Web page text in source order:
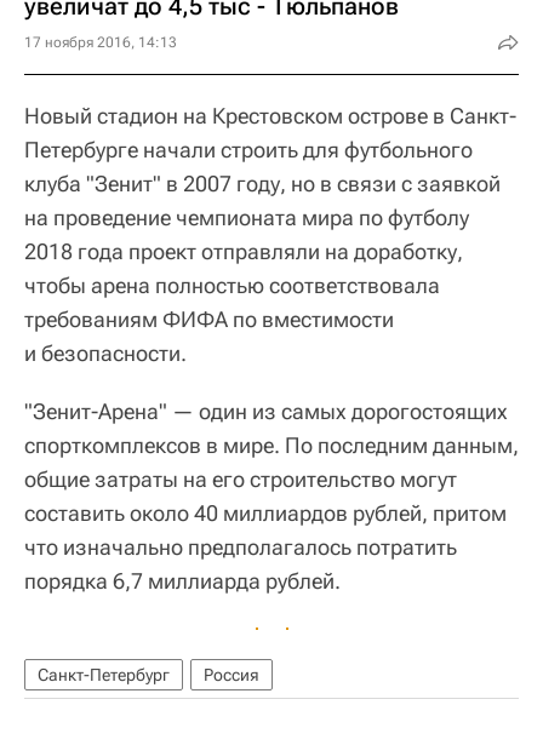
17 ноября 2016, 14:13
Новый стадион на Крестовском острове в Санкт-
Петербурге начали строить для футбольного
клуба "Зенит" в 2007 году, но в связи с заявкой
на проведение чемпионата мира по футболу
2018 года проект отправляли на доработку,
чтобы арена полностью соответствовала
требованиям ФИФА по вместимости
и безопасности.
"Зенит-Арена" — один из самых дорогостоящих
спорткомплексов в мире. По последним данным,
общие затраты на его строительство могут
составить около 40 миллиардов рублей, притом
что изначально предполагалось потратить
порядка 6,7 миллиарда рублей.
Санкт-Петербург Россия